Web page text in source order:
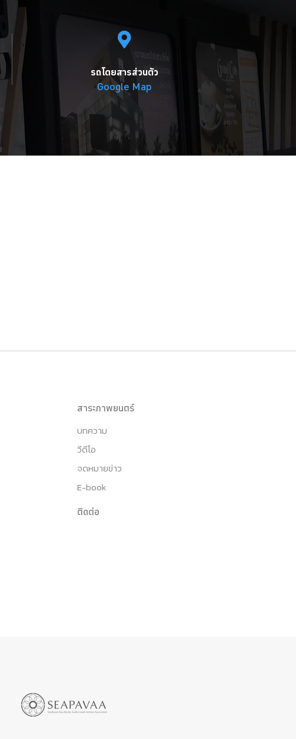
รถโดยสารส่วนตัว
Google Map
สาระภาพยนตร์
บทความ
วีดีโอ
จดหมายข่าว
E-book
ติดต่อ